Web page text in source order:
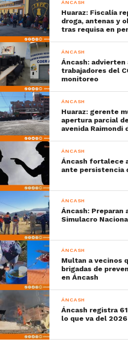
ÁNCASH
Huaraz: Fiscalía
droga, antenas y
tras requisa en
ÁNCASH
Áncash: advierten
trabajadores del
monitoreo
ÁNCASH
Huaraz: gerente
apertura parcial
avenida Raimondi
ÁNCASH
Áncash fortalece
ante persistencia
ÁNCASH
Áncash: Preparan
Simulacro
ÁNCASH
Multan a vecinos
brigadas de
en Áncash
ÁNCASH
Áncash registra
lo que va del 2026